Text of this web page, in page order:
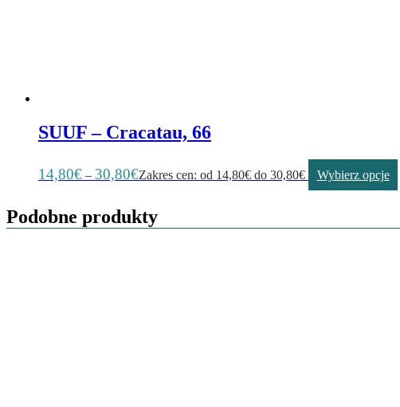
SUUF – Cracatau, 66
14,80€ – 30,80€Zakres cen: od 14,80€ do 30,80€ Wybierz opcje
Podobne produkty